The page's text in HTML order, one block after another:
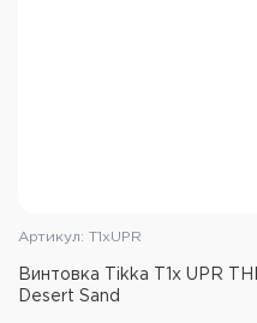
Артикул: T1xUPR
Винтовка Tikka T1x UPR
Desert Sand